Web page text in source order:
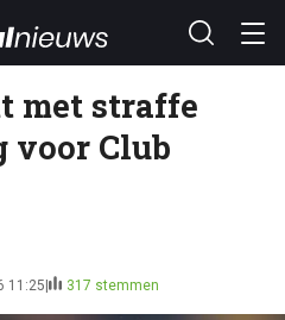
met straffe
voor Club
11:25 317 stemmen